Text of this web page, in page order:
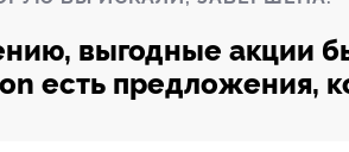
выгодные акции
есть предложения,